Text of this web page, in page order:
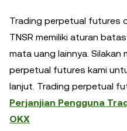
Trading perpetual futures
TNSR memiliki aturan
mata uang lainnya. Silakan
perpetual futures kami
lanjut. Trading perpetual
Perjanjian Pengguna
OKX